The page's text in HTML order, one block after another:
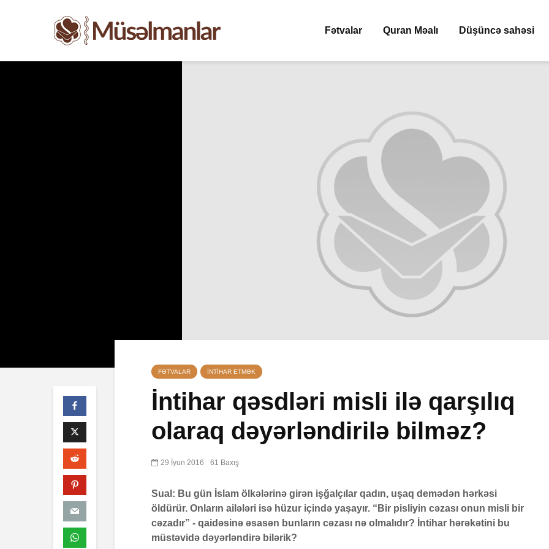
Fətvalar Quran Məalı Düşüncə sahəsi
FƏTVALAR İNTIHAR ETMƏK
İntihar qəsdləri misli ilə qarşılıq
olaraq dəyərləndirilə bilməz?
29 İyun 2016 61 Baxış
Sual: Bu gün İslam ölkələrinə girən işğalçılar qadın, uşaq demədən hərkəsi
öldürür. Onların ailələri isə hüzur içində yaşayır. “Bir pisliyin cəzası onun misli bir
cəzadır” - qaidəsinə əsasən bunların cəzası nə olmalıdır? İntihar hərəkətini bu
müstəvidə dəyərləndirə bilərik?
Səba surəsi
40 Baxış
7 İyul 2026 51 Baxış
AŞURA BARƏDƏ
Peyğəmbərimiz
50 Baxış
Səcdə surəsi